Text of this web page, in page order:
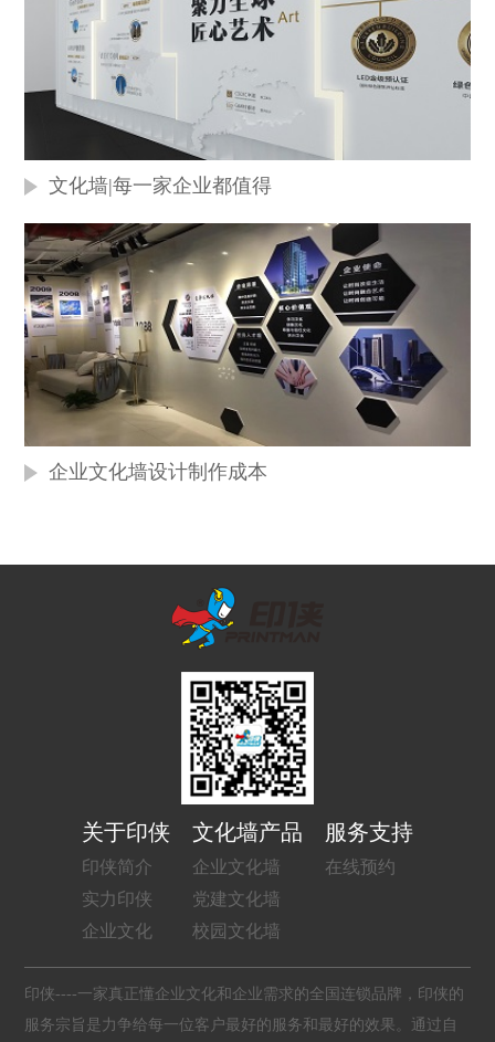
文化墙|每一家企业都值得
企业文化墙设计制作成本
关于印侠
印侠简介
实力印侠
企业文化
文化墙产品
企业文化墙
党建文化墙
校园文化墙
服务支持
在线预约
印侠----一家真正懂企业文化和企业需求的全国连锁品牌，印侠的
服务宗旨是力争给每一位客户最好的服务和最好的效果。通过自